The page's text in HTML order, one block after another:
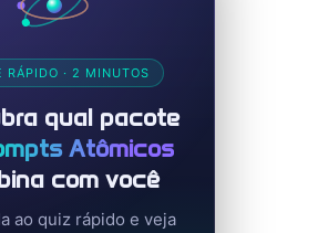
RÁPIDO · 2 MINUTOS
qual pacote
Atômicos
com você
ao quiz rápido e veja